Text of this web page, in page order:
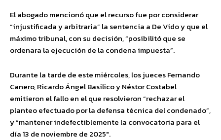
El abogado mencionó que el recurso fue por considerar
“injustificada y arbitraria” la sentencia a De Vido y que el
máximo tribunal, con su decisión, “posibilitó que se
ordenara la ejecución de la condena impuesta”.
Durante la tarde de este miércoles, los jueces Fernando
Canero, Ricardo Ángel Basilico y Néstor Costabel
emitieron el fallo en el que resolvieron “rechazar el
planteo efectuado por la defensa técnica del condenado”,
y “mantener indefectiblemente la convocatoria para el
día 13 de noviembre de 2025″.